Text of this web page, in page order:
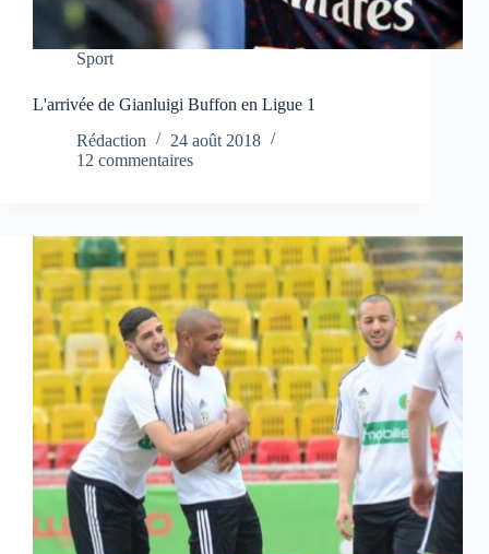
Sport
L'arrivée de Gianluigi Buffon en Ligue 1
Rédaction
24 août 2018
12 commentaires